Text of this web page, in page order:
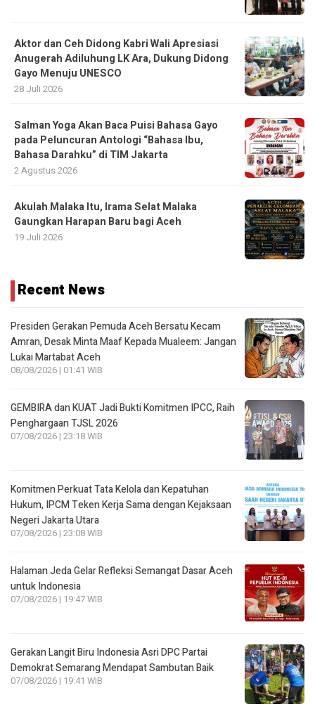
Aktor dan Ceh Didong Kabri Wali Apresiasi
Anugerah Adiluhung LK Ara, Dukung Didong
Gayo Menuju UNESCO
28 Juli 2026
Salman Yoga Akan Baca Puisi Bahasa Gayo
pada Peluncuran Antologi “Bahasa Ibu,
Bahasa Darahku” di TIM Jakarta
2 Agustus 2026
Akulah Malaka Itu, Irama Selat Malaka
Gaungkan Harapan Baru bagi Aceh
19 Juli 2026
Recent News
Presiden Gerakan Pemuda Aceh Bersatu Kecam
Amran, Desak Minta Maaf Kepada Mualeem: Jangan
Lukai Martabat Aceh
08/08/2026 | 01:41 WIB
GEMBIRA dan KUAT Jadi Bukti Komitmen IPCC, Raih
Penghargaan TJSL 2026
07/08/2026 | 23:18 WIB
Komitmen Perkuat Tata Kelola dan Kepatuhan
Hukum, IPCM Teken Kerja Sama dengan Kejaksaan
Negeri Jakarta Utara
07/08/2026 | 23:08 WIB
Halaman Jeda Gelar Refleksi Semangat Dasar Aceh
untuk Indonesia
07/08/2026 | 19:47 WIB
Gerakan Langit Biru Indonesia Asri DPC Partai
Demokrat Semarang Mendapat Sambutan Baik
07/08/2026 | 19:41 WIB